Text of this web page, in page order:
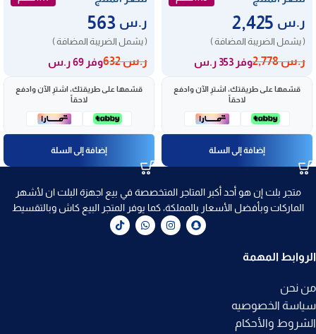
ر.س
( يشمل الضريبة المضافة )
ر.س2,778 وفر 353 ر.س
قسّمها على طريقتك، اشترِ الآن وادفع
لاحقاً
إضافة إلى السلة
ر.س
( يشمل الضريبة المضافة )
ر.س632 وفر 69 ر.س
قسّمها على طريقتك، اشترِ الآن وادفع
لاحقاً
إضافة إلى السلة
متجر بلت إن هو أحد أكبر المتاجر المتخصصة في بيع اجهزة البلت ان لأشهر
الماركات وبأفضل الأسعار بالمملكة، كما يوفر المتجر البيع كاش وبالتقسيط
الروابط المهمة
من نحن
سياسة الخصوصيه
الشروط والأحكام